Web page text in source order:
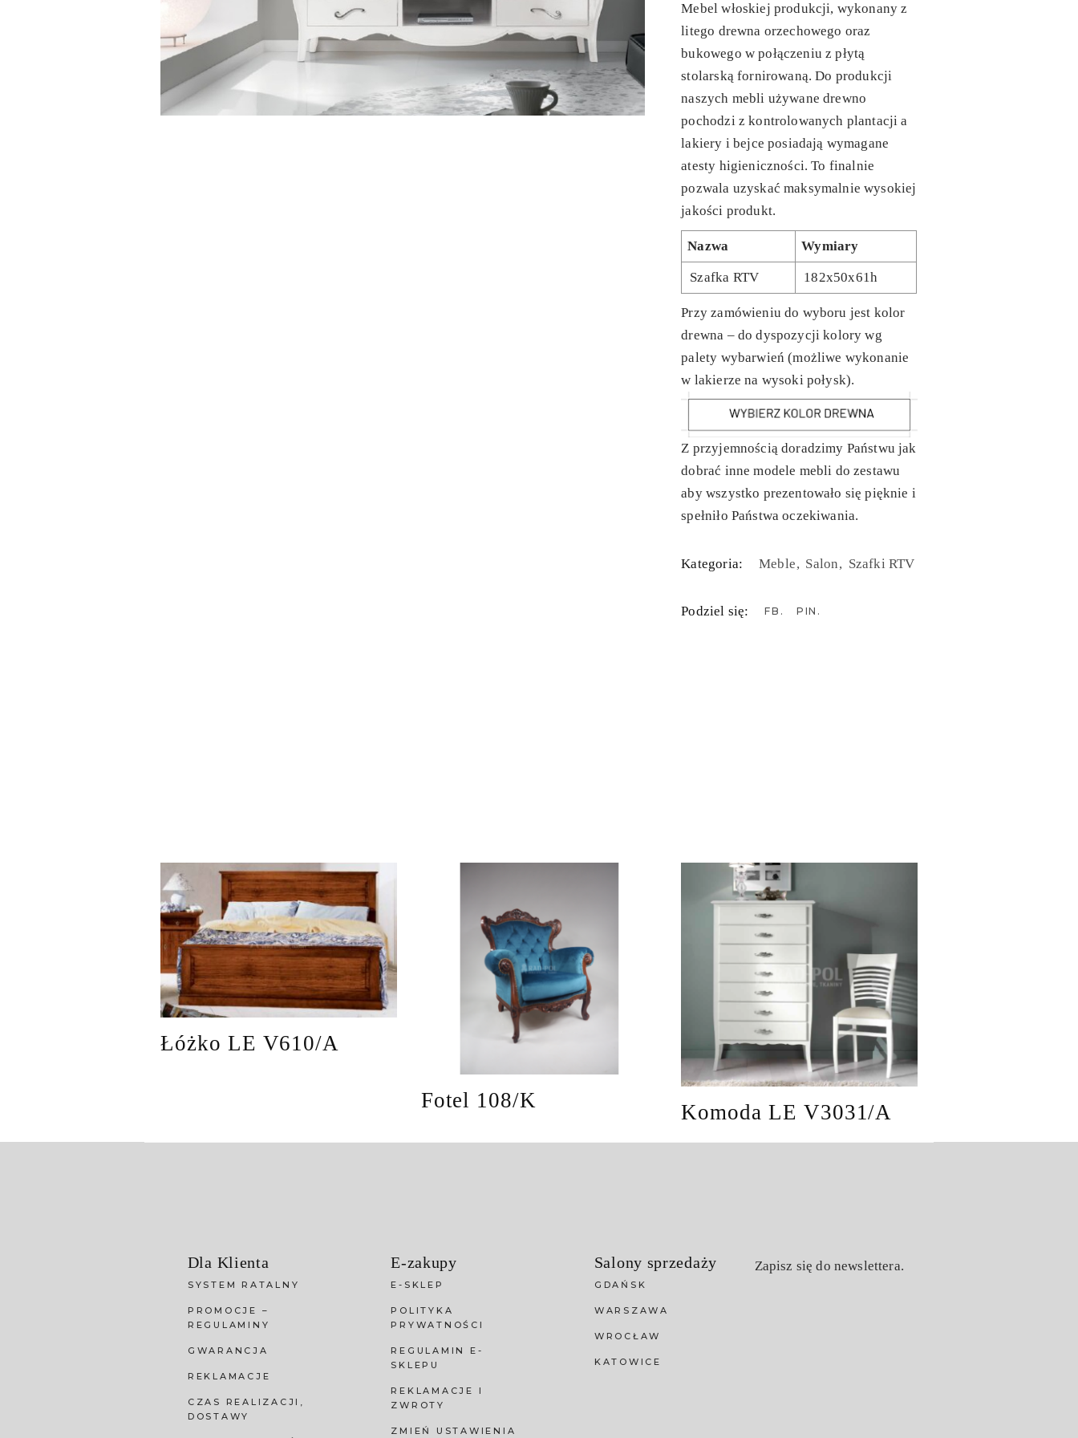
Mebel włoskiej produkcji, wykonany z
litego drewna orzechowego oraz
bukowego w połączeniu z płytą
stolarską fornirowaną. Do produkcji
naszych mebli używane drewno
pochodzi z kontrolowanych plantacji a
lakiery i bejce posiadają wymagane
atesty higieniczności. To finalnie
pozwala uzyskać maksymalnie wysokiej
jakości produkt.
Nazwa Wymiary
Szafka RTV 182x50x61h
Przy zamówieniu do wyboru jest kolor
drewna – do dyspozycji kolory wg
palety wybarwień (możliwe wykonanie
w lakierze na wysoki połysk).
Z przyjemnością doradzimy Państwu jak
dobrać inne modele mebli do zestawu
aby wszystko prezentowało się pięknie i
spełniło Państwa oczekiwania.
Kategoria: Meble Salon Szafki RTV
Podziel się: FB PIN
Łóżko LE V610/A
Fotel 108/K Komoda LE V3031/A
Dla Klienta
SYSTEM RATALNY
PROMOCJE –
REGULAMINY
GWARANCJA
REKLAMACJE
CZAS REALIZACJI,
DOSTAWY
E-zakupy
E-SKLEP
POLITYKA
PRYWATNOŚCI
REGULAMIN E-
SKLEPU
REKLAMACJE I
ZWROTY
ZMIEŃ USTAWIENIA
Salony sprzedaży
GDAŃSK
WARSZAWA
WROCŁAW
KATOWICE
Zapisz się do newslettera.